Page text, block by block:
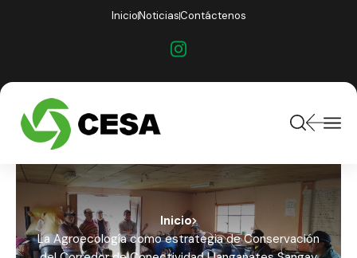
InicioNoticiasContáctenos
Inicio
La Agroecología como estrategia de Conservación